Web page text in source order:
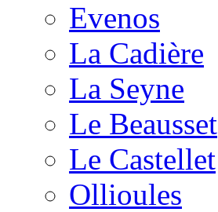
Evenos
La Cadière
La Seyne
Le Beausset
Le Castellet
Ollioules